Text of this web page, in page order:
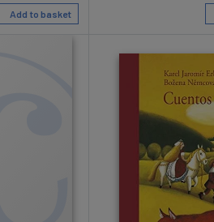
Add to basket